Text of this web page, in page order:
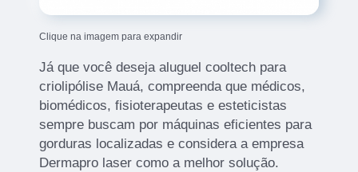
Clique na imagem para expandir
Já que você deseja aluguel cooltech para
criolipólise Mauá, compreenda que médicos,
biomédicos, fisioterapeutas e esteticistas
sempre buscam por máquinas eficientes para
gorduras localizadas e considera a empresa
Dermapro laser como a melhor solução.